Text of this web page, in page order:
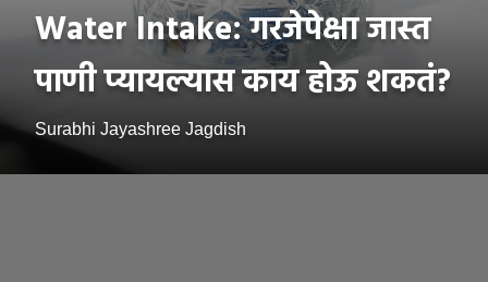
Water Intake: गरजेपेक्षा जास्त
पाणी प्यायल्यास काय होऊ शकतं?
Surabhi Jayashree Jagdish